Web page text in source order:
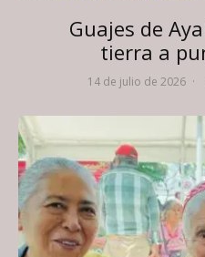
Guajes de
tierra a
14 de julio de 2026 ·